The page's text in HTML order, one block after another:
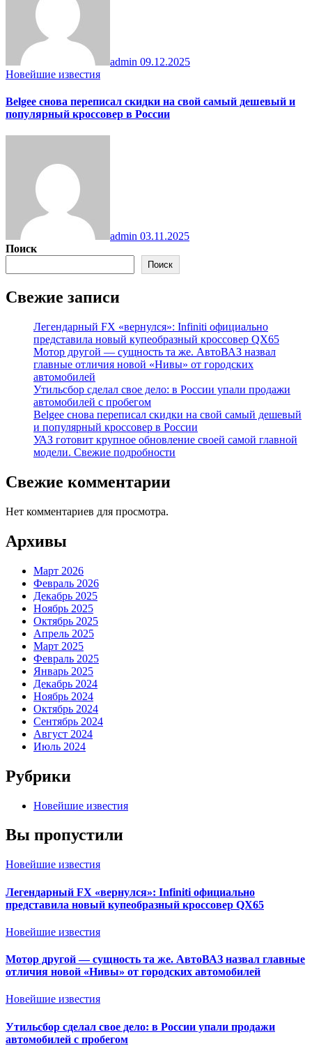
admin 09.12.2025
Новейшие известия
Belgee снова переписал скидки на свой самый дешевый и
популярный кроссовер в России
admin 03.11.2025
Поиск
Поиск
Свежие записи
Легендарный FX «вернулся»: Infiniti официально
представила новый купеобразный кроссовер QX65
Мотор другой — сущность та же. АвтоВАЗ назвал
главные отличия новой «Нивы» от городских
автомобилей
Утильсбор сделал свое дело: в России упали продажи
автомобилей с пробегом
Belgee снова переписал скидки на свой самый дешевый
и популярный кроссовер в России
УАЗ готовит крупное обновление своей самой главной
модели. Свежие подробности
Свежие комментарии
Нет комментариев для просмотра.
Архивы
Март 2026
Февраль 2026
Декабрь 2025
Ноябрь 2025
Октябрь 2025
Апрель 2025
Март 2025
Февраль 2025
Январь 2025
Декабрь 2024
Ноябрь 2024
Октябрь 2024
Сентябрь 2024
Август 2024
Июль 2024
Рубрики
Новейшие известия
Вы пропустили
Новейшие известия
Легендарный FX «вернулся»: Infiniti официально
представила новый купеобразный кроссовер QX65
Новейшие известия
Мотор другой — сущность та же. АвтоВАЗ назвал главные
отличия новой «Нивы» от городских автомобилей
Новейшие известия
Утильсбор сделал свое дело: в России упали продажи
автомобилей с пробегом